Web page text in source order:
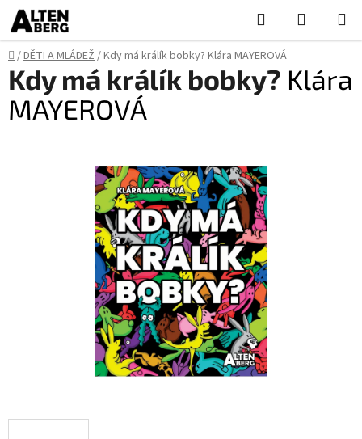
Přejít
na
obsah
Hledat
KOŠÍK
Domů
/DĚTI A MLÁDEŽ/Kdy má králík bobky? Klára MAYEROVÁ
Kdy má králík bobky? Klára
MAYEROVÁ